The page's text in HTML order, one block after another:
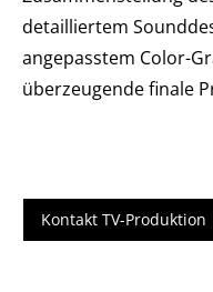
detailliertem
angepasstem Color-
überzeugende finale
Kontakt TV-Produktion